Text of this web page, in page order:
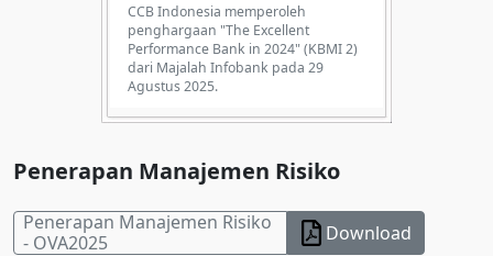
CCB Indonesia memperoleh
penghargaan "The Excellent
Performance Bank in 2024" (KBMI 2)
dari Majalah Infobank pada 29
Agustus 2025.
Penerapan Manajemen Risiko
Penerapan Manajemen Risiko
- OVA2025
Download